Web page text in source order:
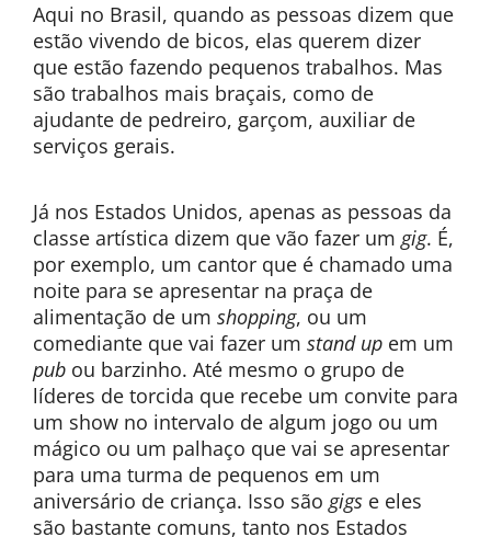
Aqui no Brasil, quando as pessoas dizem que
estão vivendo de bicos, elas querem dizer
que estão fazendo pequenos trabalhos. Mas
são trabalhos mais braçais, como de
ajudante de pedreiro, garçom, auxiliar de
serviços gerais.
Já nos Estados Unidos, apenas as pessoas da
classe artística dizem que vão fazer um gig. É,
por exemplo, um cantor que é chamado uma
noite para se apresentar na praça de
alimentação de um shopping, ou um
comediante que vai fazer um stand up em um
pub ou barzinho. Até mesmo o grupo de
líderes de torcida que recebe um convite para
um show no intervalo de algum jogo ou um
mágico ou um palhaço que vai se apresentar
para uma turma de pequenos em um
aniversário de criança. Isso são gigs e eles
são bastante comuns, tanto nos Estados